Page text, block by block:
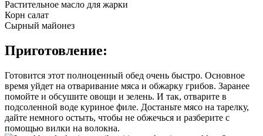
Растительное масло для жарки
Корн салат
Сырный майонез
Приготовление:
Готовится этот полноценный обед очень быстро. Основное
время уйдет на отваривание мяса и обжарку грибов. Заранее
помойте и обсушите овощи и зелень. И так, отварите в
подсоленной воде куриное филе. Достаньте мясо на тарелку,
дайте немного остыть, чтобы не обжечься и разберите с
помощью вилки на волокна.